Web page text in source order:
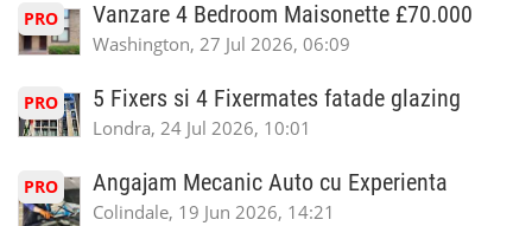
PRO Vanzare 4 Bedroom Maisonette £70.000
Washington, 27 Jul 2026, 06:09
PRO 5 Fixers si 4 Fixermates fatade glazing
Londra, 24 Jul 2026, 10:01
PRO Angajam Mecanic Auto cu Experienta
Colindale, 19 Jun 2026, 14:21